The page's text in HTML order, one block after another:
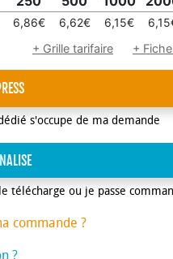
6,86€ 6,62€ 6,15€
+ Grille tarifaire
+
s'occupe de ma demande
télécharge ou je passe
commande ?
?